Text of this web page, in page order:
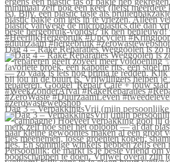
Dag 4 – Rake Reparaties Weggooien is zo
Dag 3 – VerpakkingsVrij (mijn